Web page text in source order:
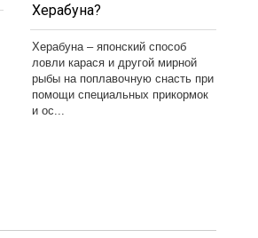
Херабуна?
Херабуна – японский способ
ловли карася и другой мирной
рыбы на поплавочную снасть при
помощи специальных прикормок
и ос...